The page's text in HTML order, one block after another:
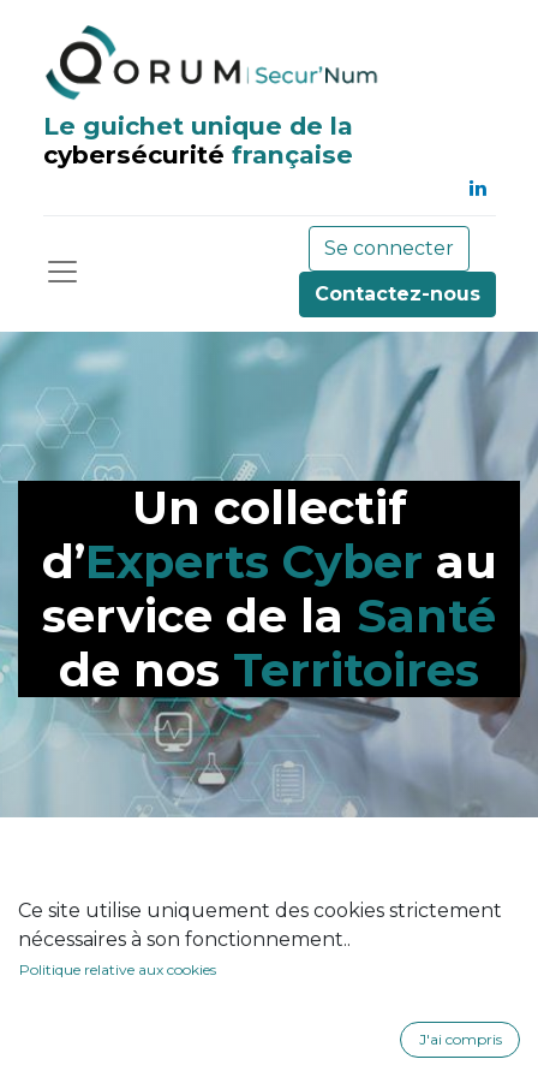
Le guichet unique de la
cybersécurité française
Se connecter
Contactez-nous
Un collectif
d’Experts Cyber au
service de la Santé
de nos Territoires
Une capacité nationale
au service de la
cybersécurité en santé
Ce site utilise uniquement des cookies strictement
nécessaires à son fonctionnement..
Politique relative aux cookies
J'ai compris